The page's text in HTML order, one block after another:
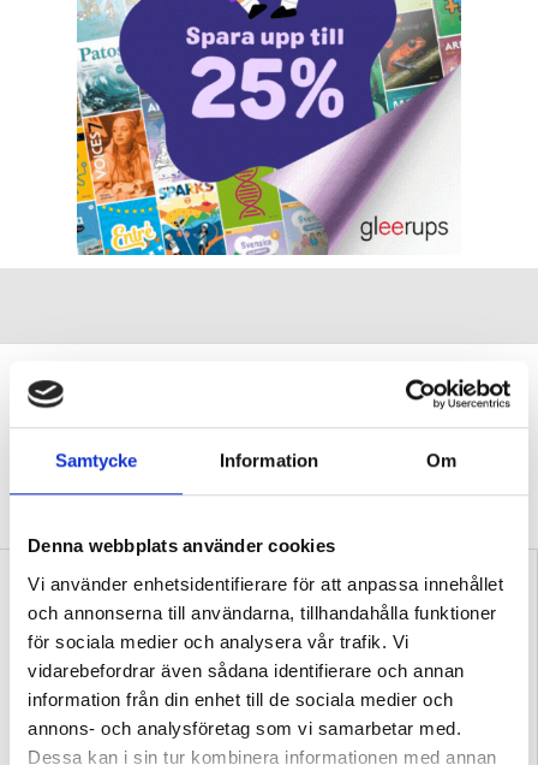
Samtycke Information Om
Denna webbplats använder cookies
Vi använder enhetsidentifierare för att anpassa innehållet
och annonserna till användarna, tillhandahålla funktioner
för sociala medier och analysera vår trafik. Vi
vidarebefordrar även sådana identifierare och annan
information från din enhet till de sociala medier och
annons- och analysföretag som vi samarbetar med.
Dessa kan i sin tur kombinera informationen med annan
”Transspråkande har fått genomslag
av en anledning”
DEBATT
Professorn: Problematiskt att
Samtida konflikter kan
fördjupa kunskaper i
Replik: Transspråkande
uppfattas ofta som en